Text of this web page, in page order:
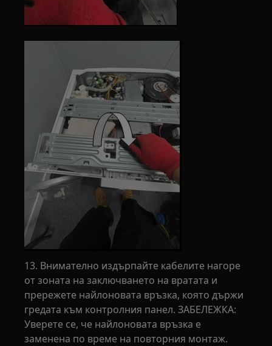
13. Внимателно издърпайте кабелите нагоре
от зоната на заключването на вратата и
прережете найлоновата връзка, която държи
гредата към контролния панел. ЗАБЕЛЕЖКА:
Уверете се, че найлоновата връзка е
заменена по време на повторния монтаж.